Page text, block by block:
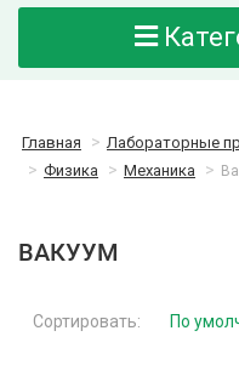
Главная Лабораторные
Физика
Механика
ВАКУУМ
Сортировать: